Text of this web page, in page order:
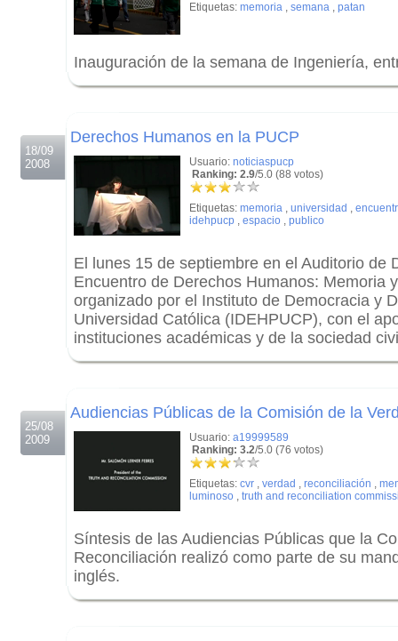
Etiquetas: memoria , semana , patan
Inauguración de la semana de Ingeniería,
18/09
2008
Derechos Humanos en la PUCP
Usuario: noticiaspucp
Ranking: 2.9/5.0 (88 votos)
Etiquetas: memoria , universidad ,
idehpucp , espacio , publico
El lunes 15 de septiembre en el Auditorio de
Encuentro de Derechos Humanos: Memoria
organizado por el Instituto de Democracia y
Universidad Católica (IDEHPUCP), con el
instituciones académicas y de la sociedad
25/08
2009
Audiencias Públicas de la Comisión de la
Usuario: a19999589
Ranking: 3.2/5.0 (76 votos)
Etiquetas: cvr , verdad , reconciliación ,
luminoso , truth and reconciliation
Síntesis de las Audiencias Públicas que la
Reconciliación realizó como parte de su
inglés.